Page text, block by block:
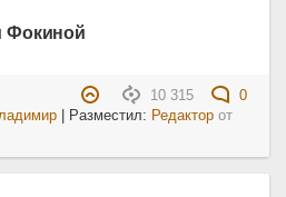
Фокиной
10 315
0
| Разместил: Редактор от